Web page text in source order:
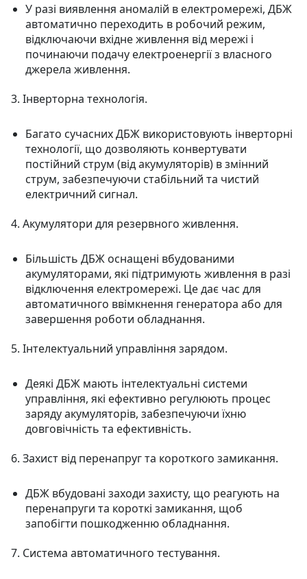
У разі виявлення аномалій в електромережі, ДБЖ
автоматично переходить в робочий режим,
відключаючи вхідне живлення від мережі і
починаючи подачу електроенергії з власного
джерела живлення.
3. Інверторна технологія.
Багато сучасних ДБЖ використовують інверторні
технології, що дозволяють конвертувати
постійний струм (від акумуляторів) в змінний
струм, забезпечуючи стабільний та чистий
електричний сигнал.
4. Акумулятори для резервного живлення.
Більшість ДБЖ оснащені вбудованими
акумуляторами, які підтримують живлення в разі
відключення електромережі. Це дає час для
автоматичного ввімкнення генератора або для
завершення роботи обладнання.
5. Інтелектуальний управління зарядом.
Деякі ДБЖ мають інтелектуальні системи
управління, які ефективно регулюють процес
заряду акумуляторів, забезпечуючи їхню
довговічність та ефективність.
6. Захист від перенапруг та короткого замикання.
ДБЖ вбудовані заходи захисту, що реагують на
перенапруги та короткі замикання, щоб
запобігти пошкодженню обладнання.
7. Система автоматичного тестування.